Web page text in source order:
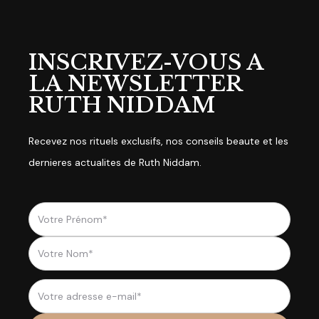
INSCRIVEZ-VOUS A
LA NEWSLETTER
RUTH NIDDAM
Recevez nos rituels exclusifs, nos conseils beaute et les
dernieres actualites de Ruth Niddam.